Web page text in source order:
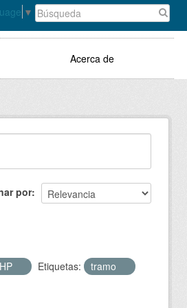
▼
Acerca de
por
Etiquetas: tramo